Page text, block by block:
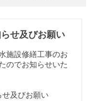
せ及びお願い
施設修繕工事のお
のでお知らせいた
及びお願い